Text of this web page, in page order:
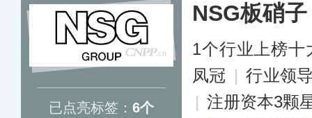
已点亮标签： 6个
NSG板硝子
1个行业上榜十
凤冠 | 行业领
| 注册资本3颗